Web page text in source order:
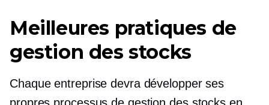
Meilleures pratiques de
gestion des stocks
Chaque entreprise devra développer ses